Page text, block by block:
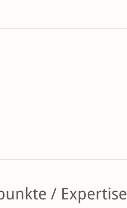
/ Expertise